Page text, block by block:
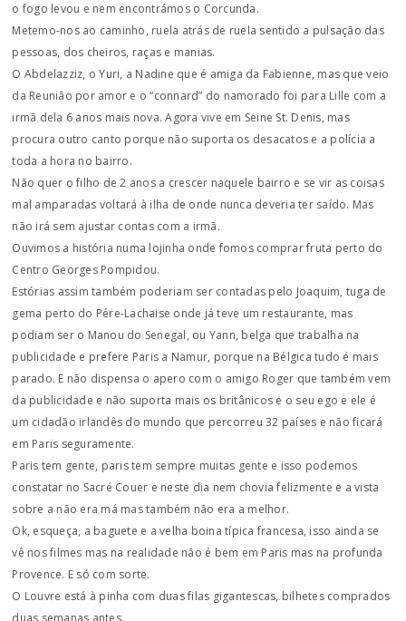
o fogo levou e nem encontrámos o Corcunda.
Metemo-nos ao caminho, ruela atrás de ruela sentido a pulsação das
pessoas, dos cheiros, raças e manias.
O Abdelazziz, o Yuri, a Nadine que é amiga da Fabienne, mas que veio
da Reunião por amor e o “connard” do namorado foi para Lille com a
irmã dela 6 anos mais nova. Agora vive em Seine St. Denis, mas
procura outro canto porque não suporta os desacatos e a polícia a
toda a hora no bairro.
Não quer o filho de 2 anos a crescer naquele bairro e se vir as coisas
mal amparadas voltará à ilha de onde nunca deveria ter saído. Mas
não irá sem ajustar contas com a irmã.
Ouvimos a história numa lojinha onde fomos comprar fruta perto do
Centro Georges Pompidou.
Estórias assim também poderiam ser contadas pelo Joaquim, tuga de
gema perto do Pére-Lachaise onde já teve um restaurante, mas
podiam ser o Manou do Senegal, ou Yann, belga que trabalha na
publicidade e prefere Paris a Namur, porque na Bélgica tudo é mais
parado. E não dispensa o apero com o amigo Roger que também vem
da publicidade e não suporta mais os britânicos e o seu ego e ele é
um cidadão irlandês do mundo que percorreu 32 países e não ficará
em Paris seguramente.
Paris tem gente, paris tem sempre muitas gente e isso podemos
constatar no Sacré Couer e neste dia nem chovia felizmente e a vista
sobre a não era má mas também não era a melhor.
Ok, esqueça, a baguete e a velha boina típica francesa, isso ainda se
vê nos filmes mas na realidade não é bem em Paris mas na profunda
Provence. E só com sorte.
O Louvre está à pinha com duas filas gigantescas, bilhetes comprados
duas semanas antes.